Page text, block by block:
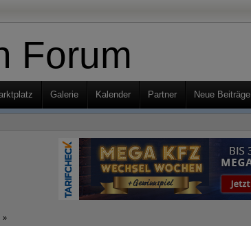
Forum
Galerie Kalender Partner Neue Beiträge
»